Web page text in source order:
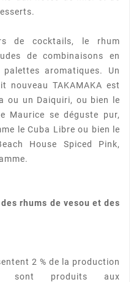
de cocktails, le rhum
de combinaisons en
aromatiques. Un
nouveau TAKAMAKA est
ou un Daiquiri, ou bien le
Maurice sedéguste pur,
le Cuba Libre ou bien le
House Spiced Pink,
rhums de vesou et des
2 % de la production
sont produits aux